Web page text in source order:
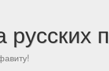
русских